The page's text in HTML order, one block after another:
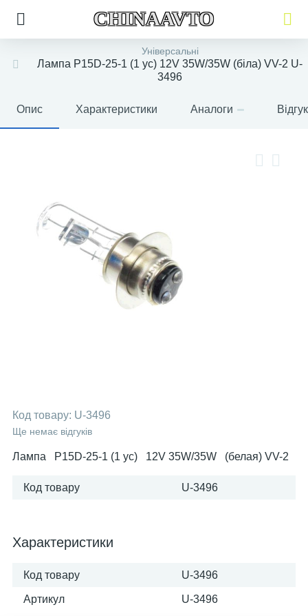
CHINAAVTO
Універсальні
Лампа P15D-25-1 (1 ус) 12V 35W/35W (біла) VV-2 U-
3496
Опис Характеристики Аналоги
Код товару: U-3496
Ще немає відгуків
Лампа P15D-25-1 (1 ус) 12V 35W/35W (белая) VV-2
Код товару U-3496
Характеристики
Код товару U-3496
Артикул U-3496